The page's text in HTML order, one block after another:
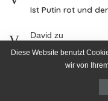
Ist Putin rot und
David zu
Ist Putin rot und
Ist Putin rot und
Diese Website benutzt
wir von